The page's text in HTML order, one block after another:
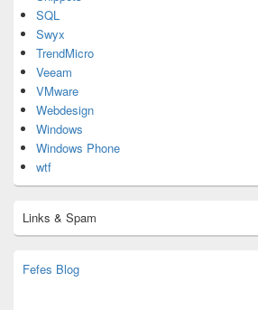
SQL
Swyx
TrendMicro
Veeam
VMware
Webdesign
Windows
Windows Phone
wtf
Links & Spam
Fefes Blog